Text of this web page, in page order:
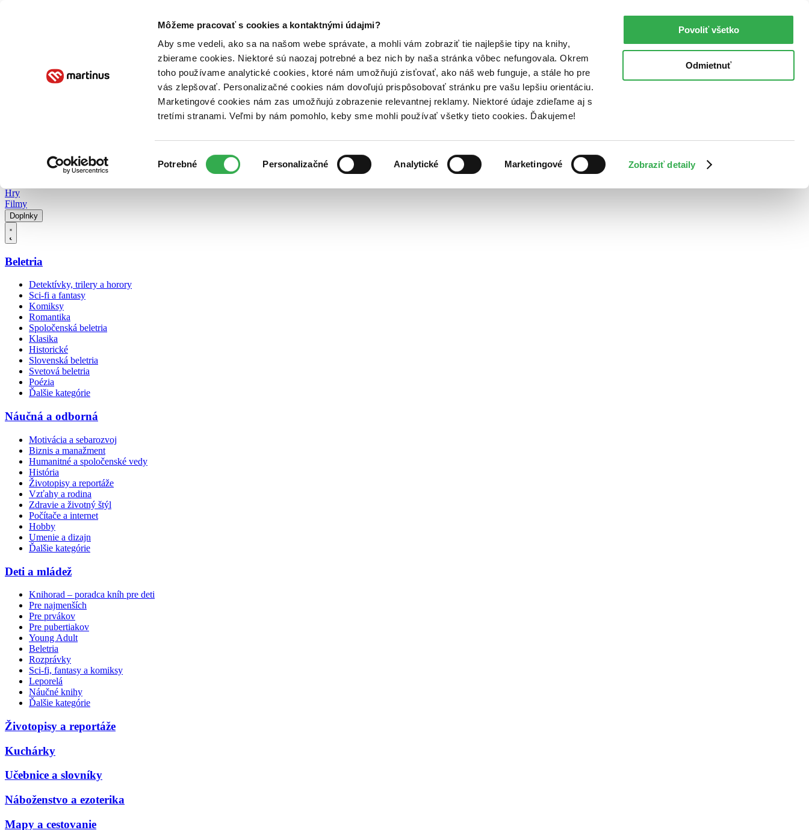
Môžeme pracovať s cookies a kontaktnými údajmi?
Aby sme vedeli, ako sa na našom webe správate, a mohli vám zobraziť tie najlepšie tipy na knihy,
zbierame cookies. Niektoré sú naozaj potrebné a bez nich by naša stránka vôbec nefungovala. Okrem
toho používame analytické cookies, ktoré nám umožňujú zisťovať, ako náš web funguje, a stále ho pre
vás zlepšovať. Personalizačné cookies nám dovoľujú prispôsobovať stránku pre vašu lepšiu orientáciu.
Marketingové cookies nám zas umožňujú zobrazenie relevantnej reklamy. Niektoré údaje zdieľame aj s
tretími stranami. Veľmi by nám pomohlo, keby sme mohli používať všetky tieto cookies. Ďakujeme!
súhlasu
Potrebné Personalizačné Analytické Marketingové Zobraziť detaily
Povoliť všetko
Odmietnuť
Poukážky Kontakt
Hry
Filmy
Doplnky
Beletria
Detektívky, trilery a horory
Sci-fi a fantasy
Komiksy
Romantika
Spoločenská beletria
Klasika
Historické
Slovenská beletria
Svetová beletria
Poézia
Ďalšie kategórie
Náučná a odborná
Motivácia a sebarozvoj
Biznis a manažment
Humanitné a spoločenské vedy
História
Životopisy a reportáže
Vzťahy a rodina
Zdravie a životný štýl
Počítače a internet
Hobby
Umenie a dizajn
Ďalšie kategórie
Deti a mládež
Knihorad – poradca kníh pre deti
Pre najmenších
Pre prvákov
Pre pubertiakov
Young Adult
Beletria
Rozprávky
Sci-fi, fantasy a komiksy
Leporelá
Náučné knihy
Ďalšie kategórie
Životopisy a reportáže
Kuchárky
Učebnice a slovníky
Náboženstvo a ezoterika
Mapy a cestovanie